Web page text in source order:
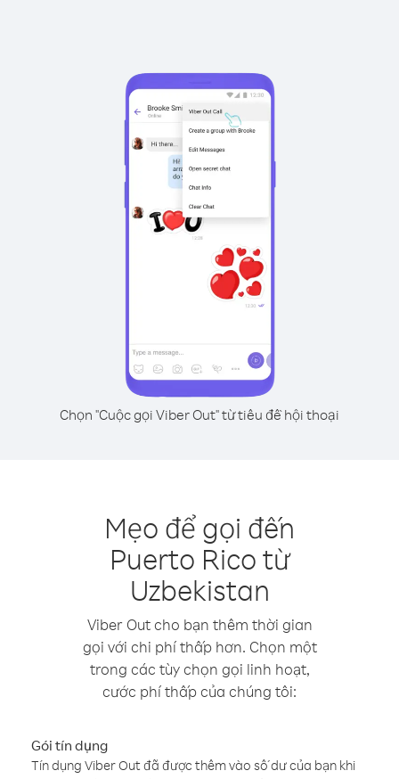
Chọn "Cuộc gọi Viber Out" từ tiêu đề hội thoại
Mẹo để gọi đến
Puerto Rico từ
Uzbekistan
Viber Out cho bạn thêm thời gian
gọi với chi phí thấp hơn. Chọn một
trong các tùy chọn gọi linh hoạt,
cước phí thấp của chúng tôi:
Gói tín dụng
Tín dụng Viber Out đã được thêm vào số dư của bạn khi